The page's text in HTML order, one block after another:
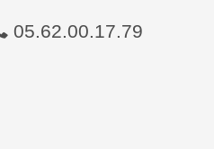
05.62.00.17.79